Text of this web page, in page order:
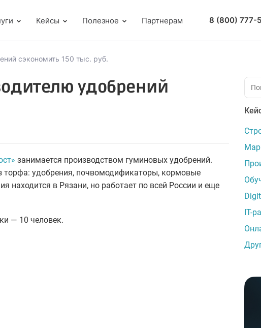
Кейсы Полезное Партнерам 8 (800) 777-
сэкономить 150 тыс. руб.
удобрений
занимается производством гуминовых удобрений.
торфа: удобрения, почвомодификаторы, кормовые
находится в Рязани, но работает по всей России и еще
— 10 человек.
IT-